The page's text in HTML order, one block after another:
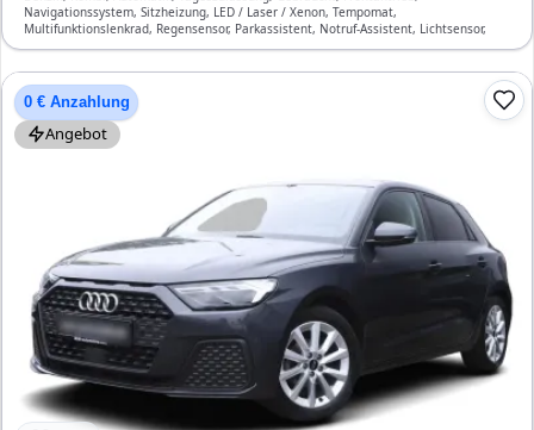
Navigationssystem, Sitzheizung, LED / Laser / Xenon, Tempomat,
Multifunktionslenkrad, Regensensor, Parkassistent, Notruf-Assistent, Lichtsensor,
Bluetooth, Freisprecheinrichtung, Verkehrszeichen-Erkennung, ESP, ABS,
0 € Anzahlung
Angebot